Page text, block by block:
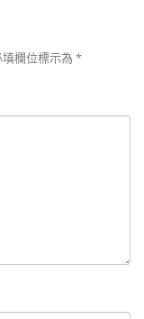
欄位標示為 *